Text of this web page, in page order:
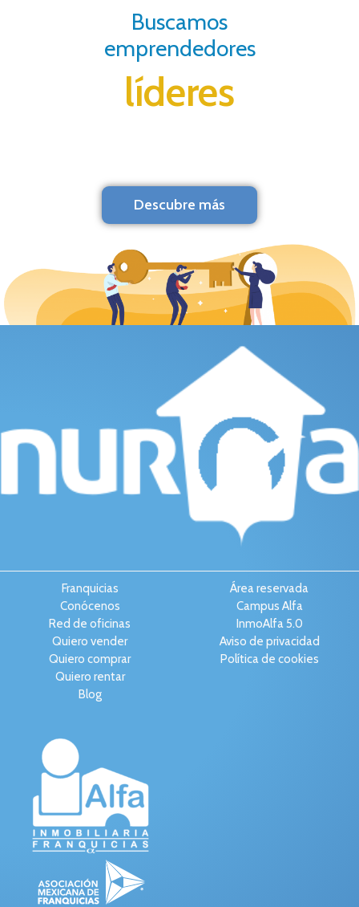
Buscamos
emprendedores
líderes
Descubre más
Franquicias
Conócenos
Red de oficinas
Quiero vender
Quiero comprar
Quiero rentar
Blog
Área reservada
Campus Alfa
InmoAlfa 5.0
Aviso de privacidad
Política de cookies